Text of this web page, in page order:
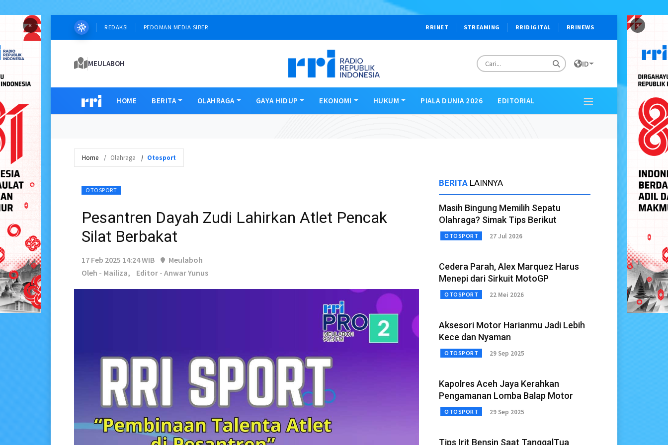
× ×
REDAKSI PEDOMAN MEDIA SIBER RRINET STREAMING RRIDIGITAL RRINEWS
MEULABOH ID
HOME BERITA OLAHRAGA GAYA HIDUP EKONOMI HUKUM PIALA DUNIA 2026 EDITORIAL
Home Olahraga Otosport
OTOSPORT
Pesantren Dayah Zudi Lahirkan Atlet Pencak
Silat Berbakat
17 Feb 2025 14:24 WIB
Meulaboh
Oleh - Mailiza,
Editor - Anwar Yunus
BERITA LAINNYA
Masih Bingung Memilih Sepatu
Olahraga? Simak Tips Berikut
OTOSPORT 27 Jul 2026
Cedera Parah, Alex Marquez Harus
Menepi dari Sirkuit MotoGP
OTOSPORT 22 Mei 2026
Aksesori Motor Harianmu Jadi Lebih
Kece dan Nyaman
OTOSPORT 29 Sep 2025
Kapolres Aceh Jaya Kerahkan
Pengamanan Lomba Balap Motor
OTOSPORT 29 Sep 2025
Tips Irit Bensin Saat TanggalTua